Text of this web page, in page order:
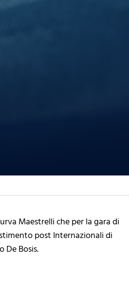
Maestrelli che per la gara di
post Internazionali di
De Bosis.